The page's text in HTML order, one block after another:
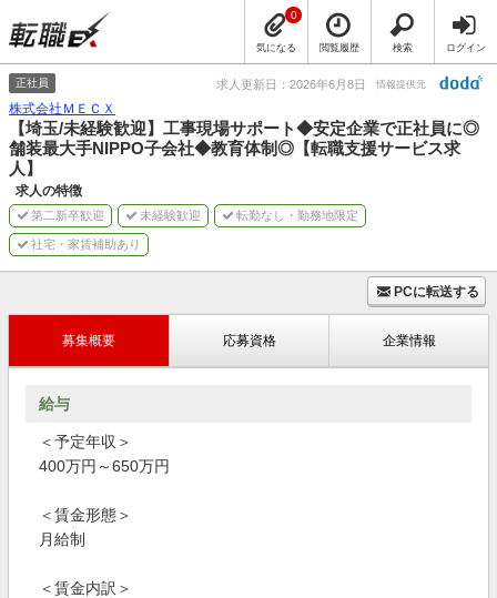
気になる
0
閲覧履歴 検索 ログイン
正社員 求人更新日：2026年6月8日 情報提供元
株式会社ＭＥＣＸ
【埼玉/未経験歓迎】工事現場サポート◆安定企業で正社員に◎
舗装最大手NIPPO子会社◆教育体制◎【転職支援サービス求
人】
求人の特徴
第二新卒歓迎 未経験歓迎 転勤なし・勤務地限定
社宅・家賃補助あり
PCに転送する
募集概要 応募資格 企業情報
給与
＜予定年収＞
400万円～650万円
＜賃金形態＞
月給制
＜賃金内訳＞